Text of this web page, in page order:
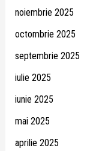
noiembrie 2025
octombrie 2025
septembrie 2025
iulie 2025
iunie 2025
mai 2025
aprilie 2025